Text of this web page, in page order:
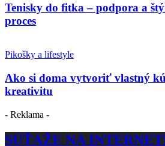
Tenisky do fitka – podpora a
proces
Pikošky a lifestyle
Ako si doma vytvoriť vlastný
kreativitu
- Reklama -
SÚŤAŽE NA